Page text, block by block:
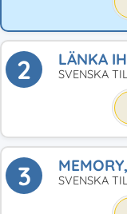
2 LÄNKA
SVENSKA
3 SVENSKA